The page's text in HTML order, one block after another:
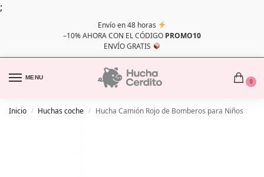
;
Envío en 48 horas
–10% AHORA CON EL CÓDIGO PROMO10
ENVÍO GRATIS
MENU
0
Inicio / Huchas coche / Hucha Camión Rojo de Bomberos para Niños